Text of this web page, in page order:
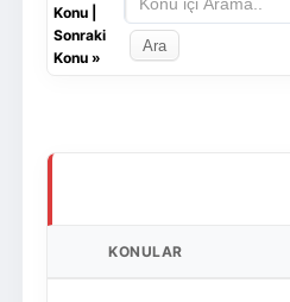
Konu|
Sonraki
Konu»
KONULAR